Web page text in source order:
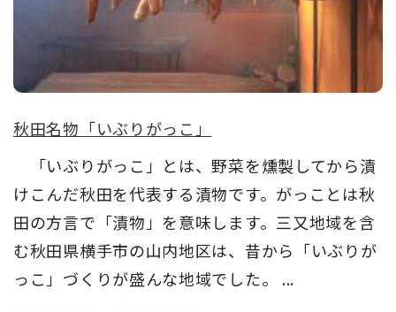
秋田名物「いぶりがっこ」
「いぶりがっこ」とは、野菜を燻製してから漬
けこんだ秋田を代表する漬物です。がっことは秋
田の方言で「漬物」を意味します。三又地域を含
む秋田県横手市の山内地区は、昔から「いぶりが
っこ」づくりが盛んな地域でした。 ...